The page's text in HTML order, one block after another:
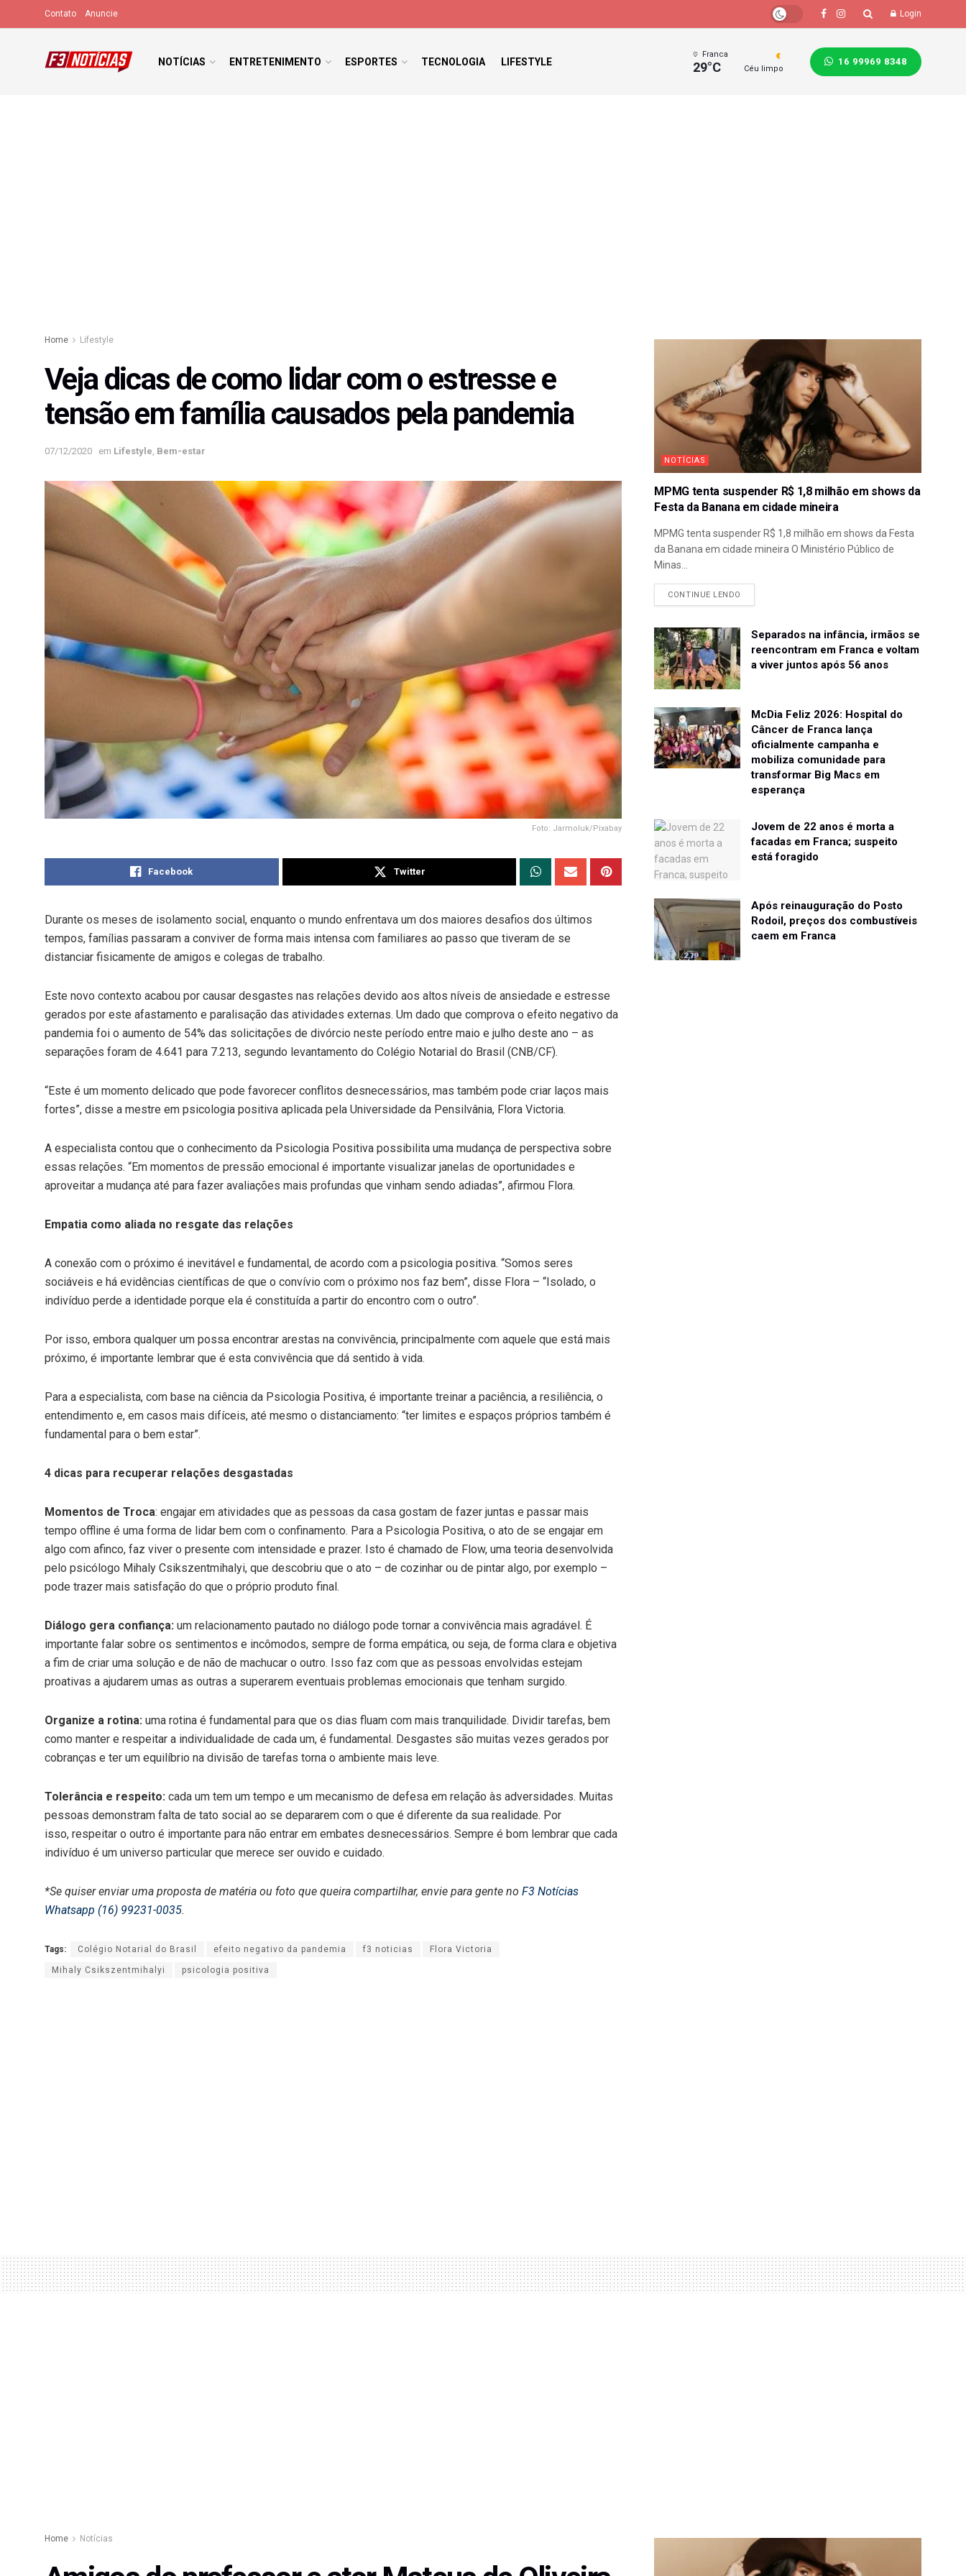
Contato Anuncie Login
NOTÍCIAS ENTRETENIMENTO ESPORTES TECNOLOGIA LIFESTYLE
Franca
29°C Céu limpo
16 99969 8348
Home Lifestyle
Veja dicas de como lidar com o estresse e
tensão em família causados pela pandemia
07/12/2020 em Lifestyle Bem-estar
Foto: Jarmoluk/Pixabay
Facebook Twitter
Durante os meses de isolamento social, enquanto o mundo enfrentava um dos maiores desafios dos últimos
tempos, famílias passaram a conviver de forma mais intensa com familiares ao passo que tiveram de se
distanciar fisicamente de amigos e colegas de trabalho.
Este novo contexto acabou por causar desgastes nas relações devido aos altos níveis de ansiedade e estresse
gerados por este afastamento e paralisação das atividades externas. Um dado que comprova o efeito negativo da
pandemia foi o aumento de 54% das solicitações de divórcio neste período entre maio e julho deste ano – as
separações foram de 4.641 para 7.213, segundo levantamento do Colégio Notarial do Brasil (CNB/CF).
“Este é um momento delicado que pode favorecer conflitos desnecessários, mas também pode criar laços mais
fortes”, disse a mestre em psicologia positiva aplicada pela Universidade da Pensilvânia, Flora Victoria.
A especialista contou que o conhecimento da Psicologia Positiva possibilita uma mudança de perspectiva sobre
essas relações. “Em momentos de pressão emocional é importante visualizar janelas de oportunidades e
aproveitar a mudança até para fazer avaliações mais profundas que vinham sendo adiadas”, afirmou Flora.
Empatia como aliada no resgate das relações
A conexão com o próximo é inevitável e fundamental, de acordo com a psicologia positiva. “Somos seres
sociáveis e há evidências científicas de que o convívio com o próximo nos faz bem”, disse Flora – “Isolado, o
indivíduo perde a identidade porque ela é constituída a partir do encontro com o outro”.
Por isso, embora qualquer um possa encontrar arestas na convivência, principalmente com aquele que está mais
próximo, é importante lembrar que é esta convivência que dá sentido à vida.
Para a especialista, com base na ciência da Psicologia Positiva, é importante treinar a paciência, a resiliência, o
entendimento e, em casos mais difíceis, até mesmo o distanciamento: “ter limites e espaços próprios também é
fundamental para o bem estar”.
4 dicas para recuperar relações desgastadas
Momentos de Troca: engajar em atividades que as pessoas da casa gostam de fazer juntas e passar mais
tempo offline é uma forma de lidar bem com o confinamento. Para a Psicologia Positiva, o ato de se engajar em
algo com afinco, faz viver o presente com intensidade e prazer. Isto é chamado de Flow, uma teoria desenvolvida
pelo psicólogo Mihaly Csikszentmiha lyi, que descobriu que o ato – de cozinhar ou de pintar algo, por exemplo –
pode trazer mais satisfação do que o próprio produto final.
Diálogo gera confiança: um relacionamento pautado no diálogo pode tornar a convivência mais agradável. É
importante falar sobre os sentimentos e incômodos, sempre de forma empática, ou seja, de forma clara e objetiva
a fim de criar uma solução e de não de machucar o outro. Isso faz com que as pessoas envolvidas estejam
proativas a ajudarem umas as outras a superarem eventuais problemas emocionais que tenham surgido.
Organize a rotina: uma rotina é fundamental para que os dias fluam com mais tranquilidade. Dividir tarefas, bem
como manter e respeitar a individualidade de cada um, é fundamental. Desgastes são muitas vezes gerados por
cobranças e ter um equilíbrio na divisão de tarefas torna o ambiente mais leve.
Tolerância e respeito: cada um tem um tempo e um mecanismo de defesa em relação às adversidades. Muitas
pessoas demonstram falta de tato social ao se depararem com o que é diferente da sua realidade. Por
isso, respeitar o outro é importante para não entrar em embates desnecessários. Sempre é bom lembrar que cada
indivíduo é um universo particular que merece ser ouvido e cuidado.
*Se quiser enviar uma proposta de matéria ou foto que queira compartilhar, envie para gente no F3 Notícias
Whatsapp (16) 99231-0035.
Tags: Colégio Notarial do Brasil efeito negativo da pandemia f3 noticias Flora Victoria
Mihaly Csikszentmihalyi psicologia positiva
NOTÍCIAS
MPMG tenta suspender R$ 1,8 milhão em shows da
Festa da Banana em cidade mineira
MPMG tenta suspender R$ 1,8 milhão em shows da Festa
da Banana em cidade mineira O Ministério Público de
Minas...
CONTINUE LENDO
Separados na infância, irmãos se
reencontram em Franca e voltam
a viver juntos após 56 anos
McDia Feliz 2026: Hospital do
Câncer de Franca lança
oficialmente campanha e
mobiliza comunidade para
transformar Big Macs em
esperança
Jovem de 22 anos é morta a
facadas em Franca; suspeito
está foragido
Após reinauguração do Posto
Rodoil, preços dos combustíveis
caem em Franca
Home Notícias